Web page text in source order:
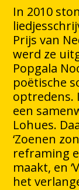
In 2010
Prijs van
werd ze
Popgala
poëtische
optredens.
een
Lohues.
‘Zoenen
reframing
maakt, en
het